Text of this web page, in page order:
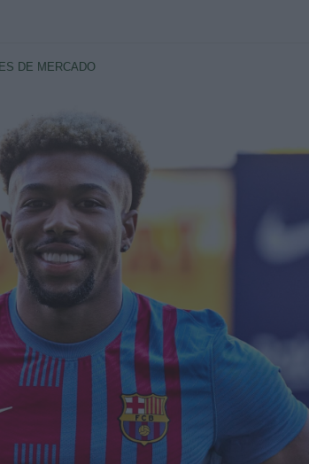
DE MERCADO